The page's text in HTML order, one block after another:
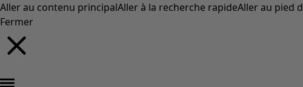
Aller au contenu principalAller à la recherche rapideAller au pied
Fermer